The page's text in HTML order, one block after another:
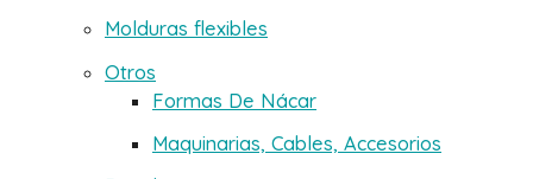
Molduras flexibles
Otros
Formas De Nácar
Maquinarias, Cables, Accesorios